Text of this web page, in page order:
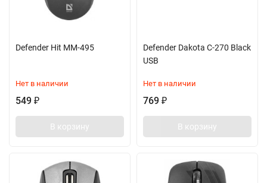
Defender Hit MM-495
Нет в наличии
549 ₽
В корзину
Defender Dakota C-270 Black
USB
Нет в наличии
769 ₽
В корзину